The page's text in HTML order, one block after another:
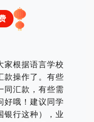
家根据语言学校
款操作了。 有些
同汇款，有些需
哦！ 建议同学
银行这种），业